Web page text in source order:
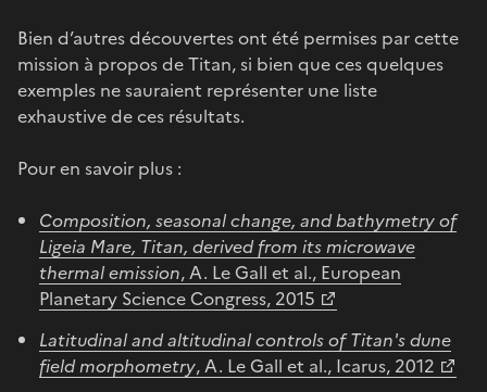
Bien d’autres découvertes ont été permises par cette
mission à propos de Titan, si bien que ces quelques
exemples ne sauraient représenter une liste
exhaustive de ces résultats.
Pour en savoir plus :
Composition, seasonal change, and bathymetry of
Ligeia Mare, Titan, derived from its microwave
thermal emission, A. Le Gall et al., European
Planetary Science Congress, 2015
Latitudinal and altitudinal controls of Titan's dune
field morphometry, A. Le Gall et al., Icarus, 2012